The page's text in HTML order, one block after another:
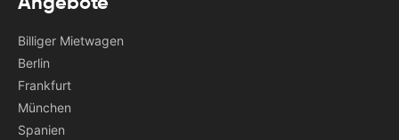
Billiger Mietwagen
Berlin
Frankfurt
München
Spanien